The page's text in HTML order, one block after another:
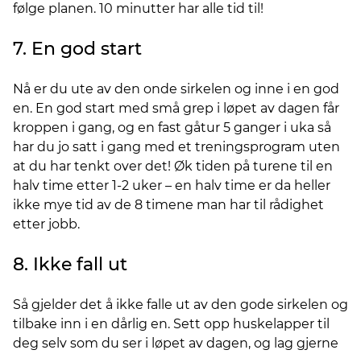
følge planen. 10 minutter har alle tid til!
7. En god start
Nå er du ute av den onde sirkelen og inne i en god
en. En god start med små grep i løpet av dagen får
kroppen i gang, og en fast gåtur 5 ganger i uka så
har du jo satt i gang med et treningsprogram uten
at du har tenkt over det! Øk tiden på turene til en
halv time etter 1-2 uker – en halv time er da heller
ikke mye tid av de 8 timene man har til rådighet
etter jobb.
8. Ikke fall ut
Så gjelder det å ikke falle ut av den gode sirkelen og
tilbake inn i en dårlig en. Sett opp huskelapper til
deg selv som du ser i løpet av dagen, og lag gjerne